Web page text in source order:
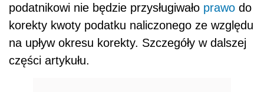
podatnikowi nie będzie przysługiwało prawo do
korekty kwoty podatku naliczonego ze względu
na upływ okresu korekty. Szczegóły w dalszej
części artykułu.